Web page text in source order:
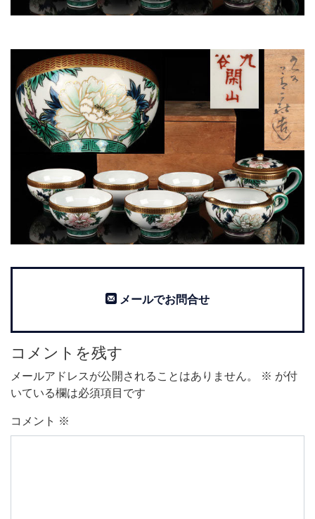
メールでお問合せ
コメントを残す
メールアドレスが公開されることはありません。 ※ が付
いている欄は必須項目です
コメント ※